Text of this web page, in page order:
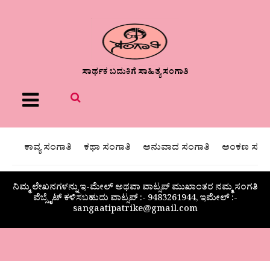
ಸಾರ್ಥಕ ಬದುಕಿಗೆ ಸಾಹಿತ್ಯ ಸಂಗಾತಿ
Menu
ಕಾವ್ಯ ಸಂಗಾತಿ ಕಥಾ ಸಂಗಾತಿ ಅನುವಾದ ಸಂಗಾತಿ ಅಂಕಣ
ನಿಮ್ಮ ಲೇಖನಗಳನ್ನು ಇ-ಮೇಲ್ ಅಥವಾ ವಾಟ್ಸಪ್ ಮುಖಾಂತರ ನಮ್ಮ ಸಂಗತಿ
ವೆಬ್ಸೈಟ್ ಕಳಿಸಬಹುದು ವಾಟ್ಸಪ್‌ :- 9483261944, ಇಮೇಲ್ :-
sangaatipatrike@gmail.com